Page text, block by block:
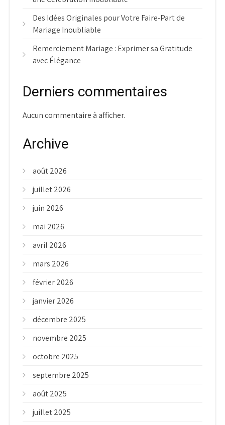
Des Idées Originales pour Votre Faire-Part de
Mariage Inoubliable
Remerciement Mariage : Exprimer sa Gratitude
avec Élégance
Derniers commentaires
Aucun commentaire à afficher.
Archive
août 2026
juillet 2026
juin 2026
mai 2026
avril 2026
mars 2026
février 2026
janvier 2026
décembre 2025
novembre 2025
octobre 2025
septembre 2025
août 2025
juillet 2025